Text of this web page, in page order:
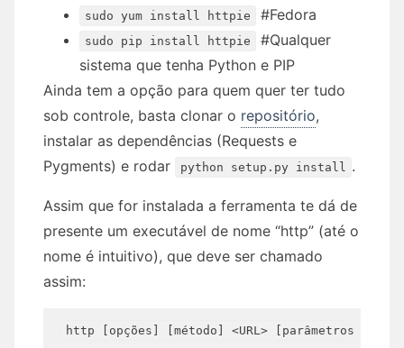
sudo yum install httpie #Fedora
sudo pip install httpie
#Qualquer
sistema que tenha Python e PIP
Ainda tem a opção para quem quer ter tudo
sob controle, basta clonar o repositório,
instalar as dependências (Requests e
Pygments) e rodar
python setup.py install .
Assim que for instalada a ferramenta te dá de
presente um executável de nome “http” (até o
nome é intuitivo), que deve ser chamado
assim: